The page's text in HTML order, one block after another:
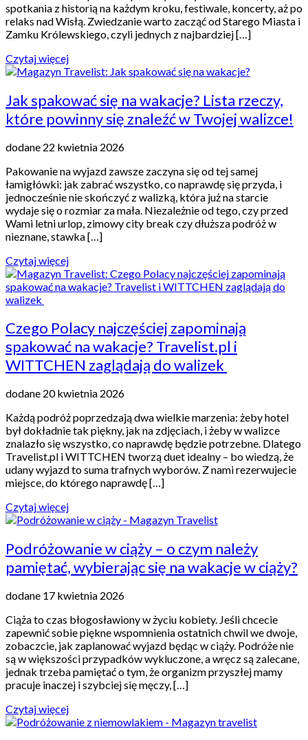
spotkania z historią na każdym kroku, festiwale, koncerty, aż po
relaks nad Wisłą. Zwiedzanie warto zacząć od Starego Miasta i
Zamku Królewskiego, czyli jednych z najbardziej […]
Czytaj więcej
Jak spakować się na wakacje? Lista rzeczy,
które powinny się znaleźć w Twojej walizce!
dodane 22 kwietnia 2026
Pakowanie na wyjazd zawsze zaczyna się od tej samej
łamigłówki: jak zabrać wszystko, co naprawdę się przyda, i
jednocześnie nie skończyć z walizką, która już na starcie
wydaje się o rozmiar za mała. Niezależnie od tego, czy przed
Wami letni urlop, zimowy city break czy dłuższa podróż w
nieznane, stawka […]
Czytaj więcej
Czego Polacy najczęściej zapominają
spakować na wakacje? Travelist.pl i
WITTCHEN zaglądają do walizek
dodane 20 kwietnia 2026
Każdą podróż poprzedzają dwa wielkie marzenia: żeby hotel
był dokładnie tak piękny, jak na zdjęciach, i żeby w walizce
znalazło się wszystko, co naprawdę będzie potrzebne. Dlatego
Travelist.pl i WITTCHEN tworzą duet idealny – bo wiedzą, że
udany wyjazd to suma trafnych wyborów. Z nami rezerwujecie
miejsce, do którego naprawdę […]
Czytaj więcej
Podróżowanie w ciąży – o czym należy
pamiętać, wybierając się na wakacje w ciąży?
dodane 17 kwietnia 2026
Ciąża to czas błogosławiony w życiu kobiety. Jeśli chcecie
zapewnić sobie piękne wspomnienia ostatnich chwil we dwoje,
zobaczcie, jak zaplanować wyjazd będąc w ciąży. Podróże nie
są w większości przypadków wykluczone, a wręcz są zalecane,
jednak trzeba pamiętać o tym, że organizm przyszłej mamy
pracuje inaczej i szybciej się męczy, […]
Czytaj więcej